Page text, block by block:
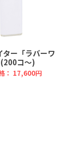
ター「ラバーワ
コ～)
： 17,600円